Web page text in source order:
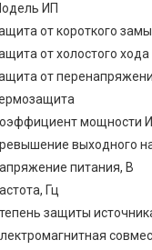
ИП
от короткого
от холостого хода
от
мощности
выходного
питания, В
Гц
защиты